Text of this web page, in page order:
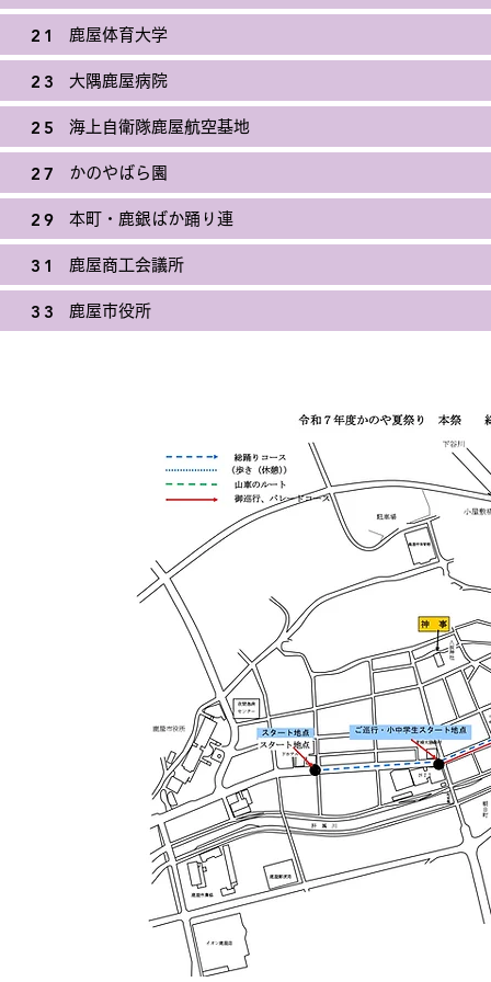
21 鹿屋体育大学
23 大隅鹿屋病院
25 海上自衛隊鹿屋航空基地
27 かのやばら園
29 本町・鹿銀ばか踊り連
31 鹿屋商工会議所
33 鹿屋市役所